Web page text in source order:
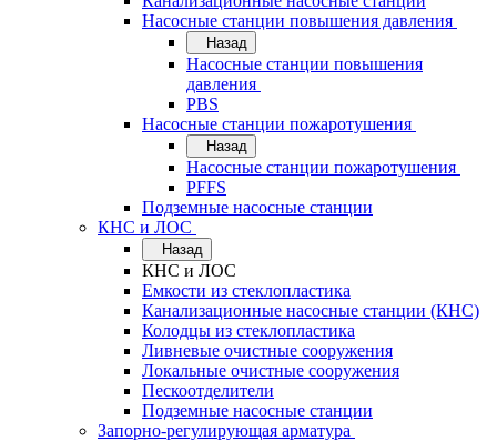
Насосные станции повышения давления
Назад
Насосные станции повышения
давления
PBS
Насосные станции пожаротушения
Назад
Насосные станции пожаротушения
PFFS
Подземные насосные станции
КНС и ЛОС
Назад
КНС и ЛОС
Емкости из стеклопластика
Канализационные насосные станции (КНС)
Колодцы из стеклопластика
Ливневые очистные сооружения
Локальные очистные сооружения
Пескоотделители
Подземные насосные станции
Запорно-регулирующая арматура